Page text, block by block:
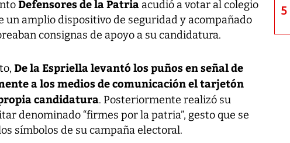
Defensores de la Patria acudió a votar al colegio
un amplio dispositivo de seguridad y acompañado
consignas de apoyo a su candidatura.
De la Espriella levantó los puños en señal de
a los medios de comunicación el tarjetón
candidatura. Posteriormente realizó su
denominado “firmes por la patria”, gesto que se
símbolos de su campaña electoral.
5